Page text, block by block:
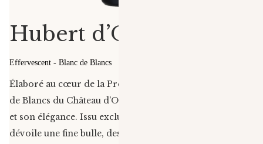
Hubert d’Ollières
Effervescent - Blanc de Blancs
Élaboré au cœur de la Provence, le vin mousseux Blanc
de Blancs du Château d’Ollières séduit par sa fraîcheur
et son élégance. Issu exclusivement de cépages blancs, il
dévoile une fine bulle, des arômes d’agrumes et de fleurs